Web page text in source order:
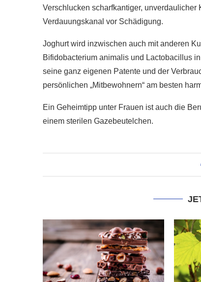
Verschlucken scharfkantiger, unverdaulicher
Verdauungskanal vor Schädigung.
Joghurt wird inzwischen auch mit anderen
Bifidobacterium animalis und Lactobacillus
seine ganz eigenen Patente und der
persönlichen „Mitbewohnern“ am besten
Ein Geheimtipp unter Frauen ist auch die
einem sterilen Gazebeutelchen.